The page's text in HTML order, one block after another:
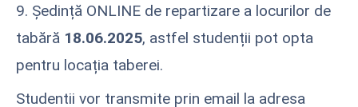
9. Ședință ONLINE de repartizare a locurilor de
tabără 18.06.2025, astfel studenții pot opta
pentru locația taberei.
Studentii vor transmite prin email la adresa